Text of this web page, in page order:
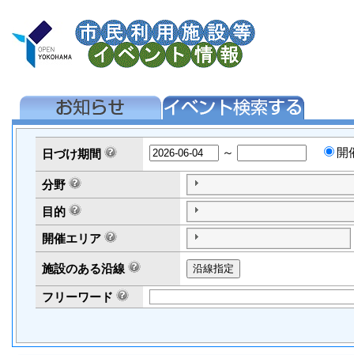
日づけ期間 ～ 開
分野
目的
開催エリア
施設のある沿線
フリーワード